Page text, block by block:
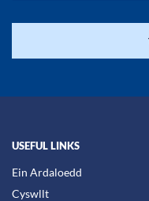
USEFUL LINKS
Ein Ardaloedd
Cyswllt